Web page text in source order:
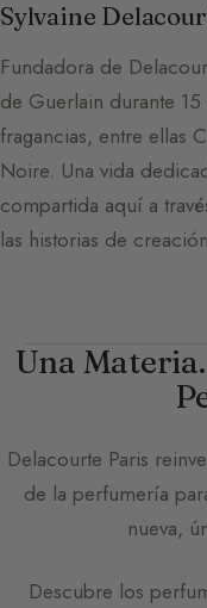
Sylvaine
Fundadora de
de Guerlain durante
fragancias, entre ellas
Noire. Una vida
compartida aquí a
las historias de
Una
Delacourte Paris
de la perfumería
nueva,
Descubre los